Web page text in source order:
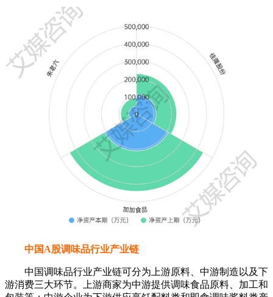
中国A股调味品行业产业链
中国调味品行业产业链可分为上游原料、中游制造以及下
游消费三大环节。上游商家为中游提供调味食品原料、加工和